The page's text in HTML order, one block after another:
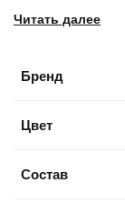
Читать далее
Бренд
Цвет
Состав